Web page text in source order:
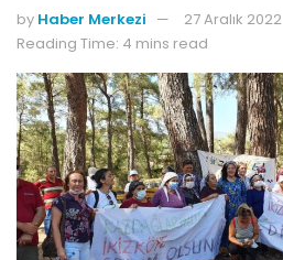
by Haber Merkezi
27 Aralık 2022
Reading Time: 4 mins read